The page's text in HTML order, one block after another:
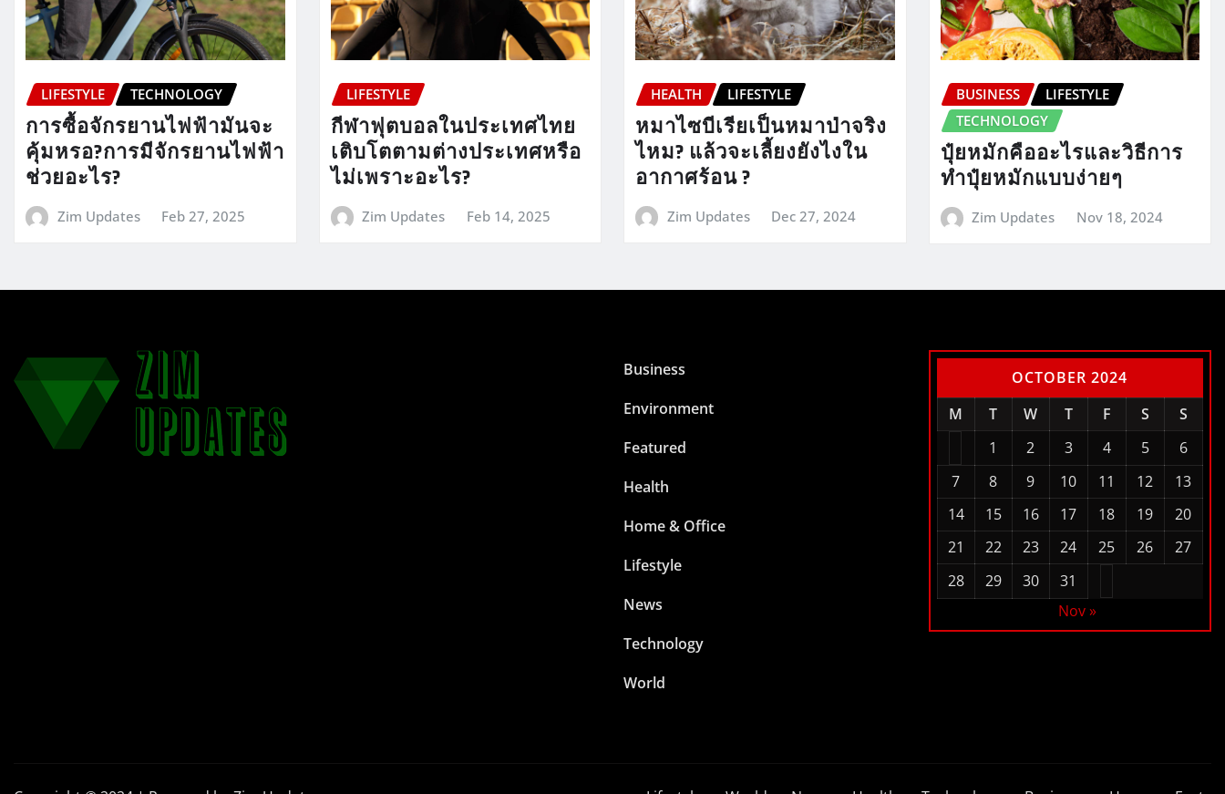
LIFESTYLE TECHNOLOGY
การซื้อจักรยานไฟฟ้ามันจะ
คุ้มหรอ?การมีจักรยานไฟฟ้า
ช่วยอะไร?
Zim Updates Feb 27, 2025
LIFESTYLE
กีฬาฟุตบอลในประเทศไทย
เติบโตตามต่างประเทศหรือ
ไม่เพราะอะไร?
Zim Updates Feb 14, 2025
HEALTH LIFESTYLE
หมาไซบีเรียเป็นหมาป่าจริง
ไหม? แล้วจะเลี้ยงยังไงใน
อากาศร้อน ?
Zim Updates Dec 27, 2024
BUSINESS
LIFESTYLE
TECHNOLOGY
ปุ๋ยหมักคืออะไรและวิธีการ
ทำปุ๋ยหมักแบบง่ายๆ
Zim Updates Nov 18, 2024
Business
Environment
Featured
Health
Home & Office
Lifestyle
News
Technology
World
OCTOBER 2024
M
T W T F S
S
1
2 3 4 5
6
7
8 9 10 11 12
13
14
15 16 17 18 19
20
21
22 23 24 25 26
27
28
29 30
31
Nov »